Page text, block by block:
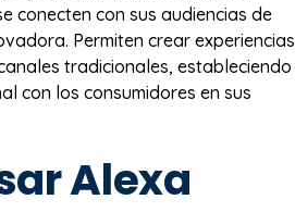
conecten con sus audiencias de
Permiten crear experiencias
tradicionales, estableciendo
con los consumidores en sus
Alexa